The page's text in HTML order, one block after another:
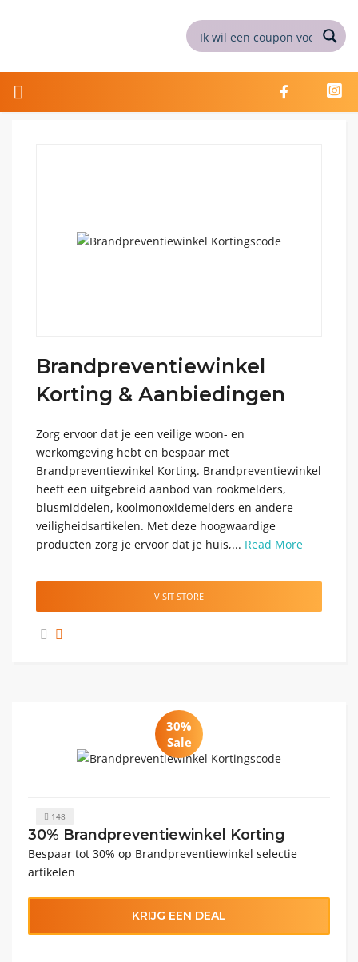
Brandpreventiewinkel
Korting & Aanbiedingen
Zorg ervoor dat je een veilige woon- en
werkomgeving hebt en bespaar met
Brandpreventiewinkel Korting. Brandpreventiewinkel
heeft een uitgebreid aanbod van rookmelders,
blusmiddelen, koolmonoxidemelders en andere
veiligheidsartikelen. Met deze hoogwaardige
producten zorg je ervoor dat je huis,... Read More
VISIT STORE
30%
Sale
148
30% Brandpreventiewinkel Korting
Bespaar tot 30% op Brandpreventiewinkel selectie
artikelen
KRIJG EEN DEAL